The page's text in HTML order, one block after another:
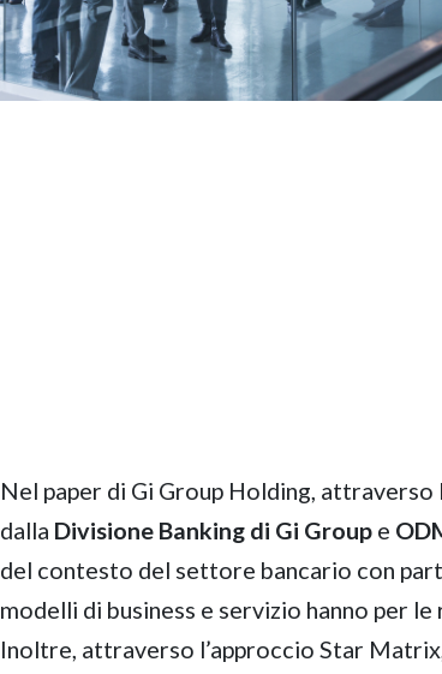
Nel paper di Gi Group Holding,
dalla Divisione Banking di Gi Groupe
del contesto del settore bancario con
modelli di business e servizio hanno per le
Inoltre, attraverso l’approccio Star